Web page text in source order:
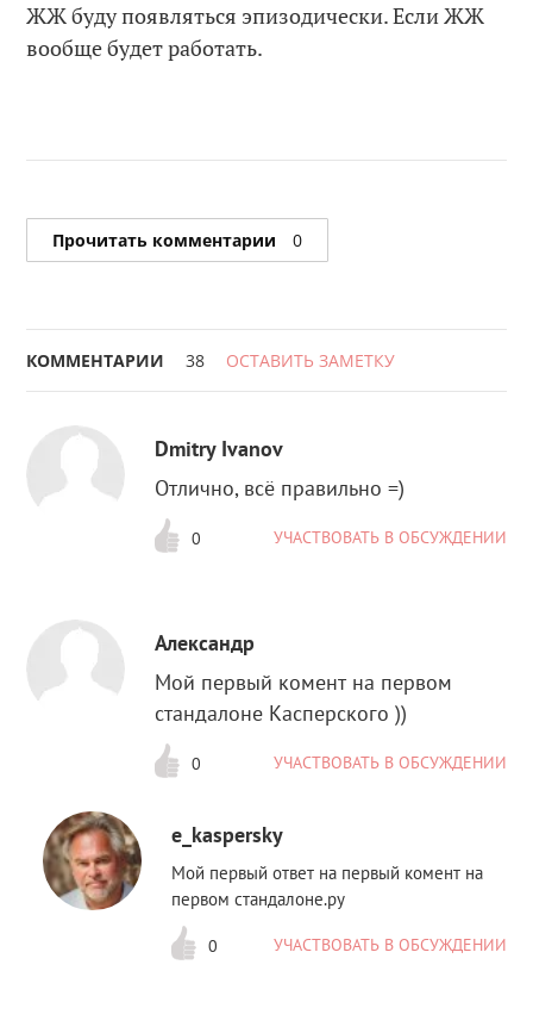
ЖЖ буду появляться эпизодически. Если ЖЖ
вообще будет работать.
Прочитать комментарии 0
КОММЕНТАРИИ 38 ОСТАВИТЬ ЗАМЕТКУ
Dmitry Ivanov
Отлично, всё правильно =)
0 УЧАСТВОВАТЬ В ОБСУЖДЕНИИ
Александр
Мой первый комент на первом
стандалоне Касперского ))
0 УЧАСТВОВАТЬ В ОБСУЖДЕНИИ
e_kaspersky
Мой первый ответ на первый комент на
первом стандалоне.ру
0 УЧАСТВОВАТЬ В ОБСУЖДЕНИИ